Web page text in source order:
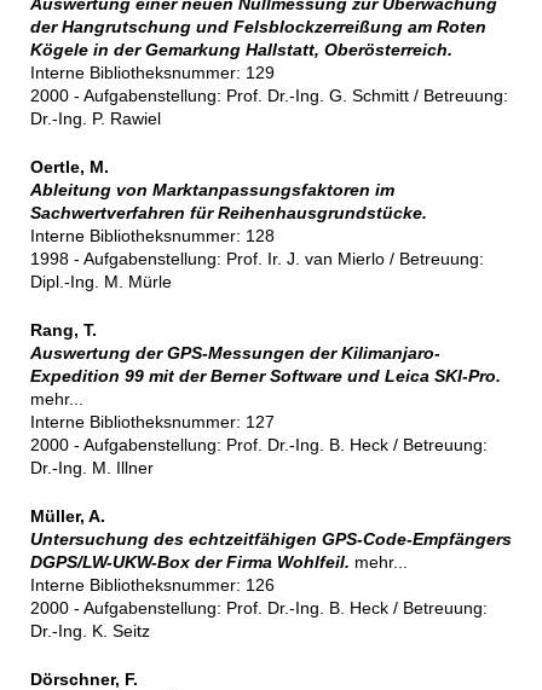
der Hangrutschung und Felsblockzerreißung am Roten
Kögele in der Gemarkung Hallstatt, Oberösterreich.
Interne Bibliotheksnummer: 129
2000 - Aufgabenstellung: Prof. Dr.-Ing. G. Schmitt / Betreuung:
Dr.-Ing. P. Rawiel
Oertle, M.
Ableitung von Marktanpassungsfaktoren im
Sachwertverfahren für Reihenhausgrundstücke.
Interne Bibliotheksnummer: 128
1998 - Aufgabenstellung: Prof. Ir. J. van Mierlo / Betreuung:
Dipl.-Ing. M. Mürle
Rang, T.
Auswertung der GPS-Messungen der Kilimanjaro-
Expedition 99 mit der Berner Software und Leica SKI-Pro.
mehr...
Interne Bibliotheksnummer: 127
2000 - Aufgabenstellung: Prof. Dr.-Ing. B. Heck / Betreuung:
Dr.-Ing. M. Illner
Müller, A.
Untersuchung des echtzeitfähigen GPS-Code-Empfängers
DGPS/LW-UKW-Box der Firma Wohlfeil. mehr...
Interne Bibliotheksnummer: 126
2000 - Aufgabenstellung: Prof. Dr.-Ing. B. Heck / Betreuung:
Dr.-Ing. K. Seitz
Dörschner, F.